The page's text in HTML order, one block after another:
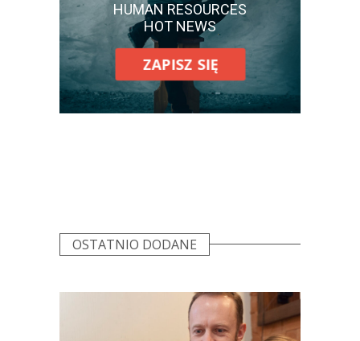
HUMAN RESOURCES
HOT NEWS
ZAPISZ SIĘ
OSTATNIO DODANE